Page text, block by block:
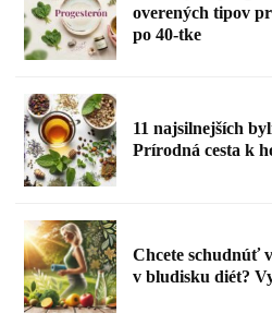
overených tipov
po 40-tke
11 najsilnejších
Prírodná cesta k
Chcete schudnúť
v bludisku diét?